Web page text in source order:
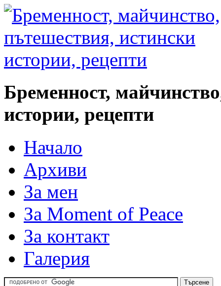
Бременност,
истории, рецепти
Начало
Архиви
За мен
За Moment of Peace
За контакт
Галерия